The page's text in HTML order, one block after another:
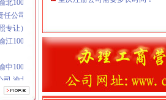
公司 渝九1000万 （增资）
专让）
江100万 （工商注册）
中100万 （进出口权）
渝北100万 （进出口权）
九50万 （工商注册）
万 （工商注册）